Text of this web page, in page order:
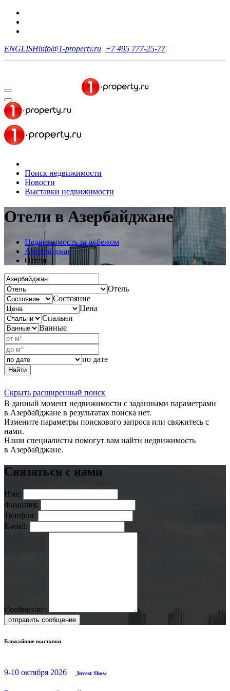
ENGLISHinfo@1-property.ru +7 495 777-25-77
Поиск недвижимости
Новости
Выставки недвижимости
Отели в Азербайджане
Недвижимость за рубежом
Азербайджан
Отели
Отель
Состояние
Цена
Спальни
Ванные
по дате
Найти
Скрыть расширенный поиск
В данный момент недвижимости с заданными параметрами
в Азербайджане в результатах поиска нет.
Измените параметры поискового запроса или свяжитесь с
нами.
Наши специалисты помогут вам найти недвижимость
в Азербайджане.
Связаться с нами
Имя:
Фамилия:
Телефон:
E-mail:
Сообщение:
отправить сообщение
Ближайшие выставки
9-10 октября 2026 Invest Show